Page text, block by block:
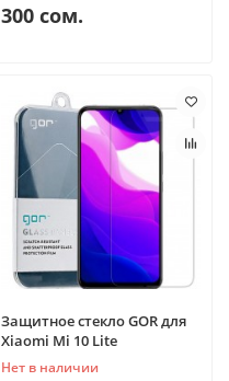
300 сом.
Защитное стекло GOR для
Xiaomi Mi 10 Lite
Нет в наличии